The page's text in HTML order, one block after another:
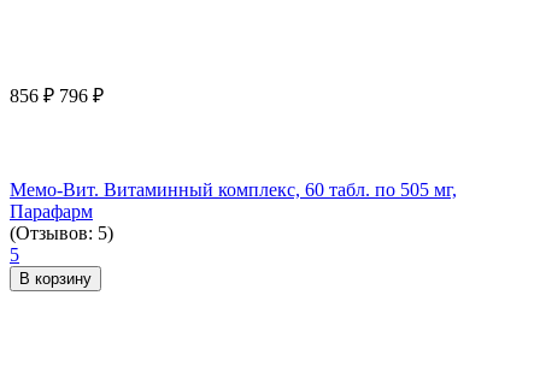
856 ₽ 796 ₽
Мемо-Вит. Витаминный комплекс, 60 табл. по 505 мг,
Парафарм
(Отзывов: 5)
5
В корзину